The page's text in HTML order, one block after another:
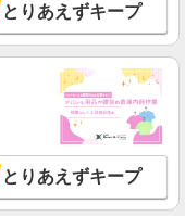
とりあえずキープ
とりあえずキープ